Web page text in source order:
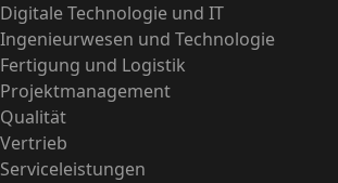
Digitale Technologie und IT
Ingenieurwesen und Technologie
Fertigung und Logistik
Projektmanagement
Qualität
Vertrieb
Serviceleistungen